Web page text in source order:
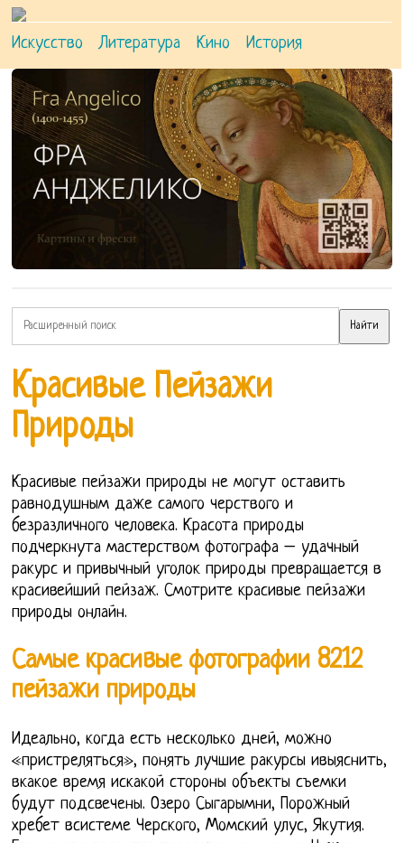
Искусство Литература Кино История
Красивые Пейзажи
Природы
Красивые пейзажи природы не могут оставить
равнодушным даже самого черствого и
безразличного человека. Красота природы
подчеркнута мастерством фотографа – удачный
ракурс и привычный уголок природы превращается в
красивейший пейзаж. Смотрите красивые пейзажи
природы онлайн.
Самые красивые фотографии 8212
пейзажи природы
Идеально, когда есть несколько дней, можно
«пристреляться», понять лучшие ракурсы ивыяснить,
вкакое время искакой стороны объекты съемки
будут подсвечены. Озеро Сыгарымни, Порожный
хребет всистеме Черского, Момский улус, Якутия.